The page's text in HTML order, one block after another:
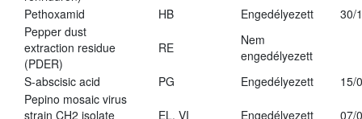
Pethoxamid
HB Engedélyezett
30/
Pepper dust
extraction residue
(PDER)
RE
Nem
engedélyezett
S-abscisic acid
PG Engedélyezett
15/
Pepino mosaic virus
strain CH2 isolate
EL, VI Engedélyezett 07/